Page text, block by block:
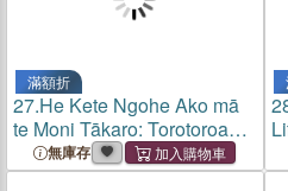
滿額折
27.He Kete Ngohe Ako mā
te Moni Tākaro: Torotoroa
ngā tau nui mā te moni
tākaro! He $2,800,992 o te
無庫存